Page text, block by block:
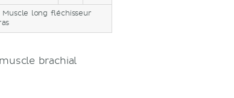
Muscle long fléchisseur
brachial